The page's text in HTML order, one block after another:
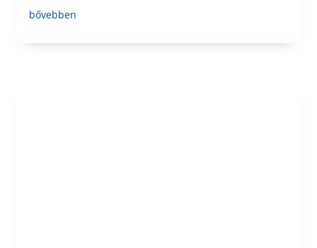
bővebben